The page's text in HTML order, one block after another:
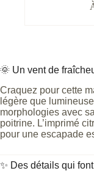
🌞 Un vent de
Craquez pour cette
légère que
morphologies avec
poitrine. L’imprimé
pour une escapade
✨ Des détails qui